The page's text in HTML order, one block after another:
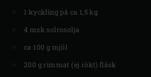
1 kyckling på ca 1,5 kg
4 msk solrosolja
ca 100 g mjöl
200 g rimmat (ej rökt) fläsk